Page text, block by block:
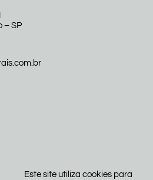
– SP
Este site utiliza cookies para